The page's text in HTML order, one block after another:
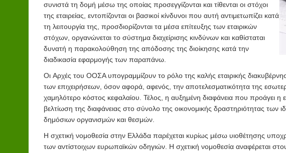
συνιστά τη δομή μέσω της οποίας προσεγγίζονται και τίθενται οι στόχοι
της εταιρείας, εντοπίζονται οι βασικοί κίνδυνοι που αυτή αντιμετωπίζει κατά
τη λειτουργία της, προσδιορίζονται τα μέσα επίτευξης των εταιρικών
στόχων, οργανώνεται το σύστημα διαχείρισης κινδύνων και καθίσταται
δυνατή η παρακολούθηση της απόδοσης της διοίκησης κατά την
διαδικασία εφαρμογής των παραπάνω.
Οι Αρχές του ΟΟΣΑ υπογραμμίζουν το ρόλο της καλής εταιρικής
των επιχειρήσεων, όσον αφορά, αφενός, την αποτελεσματικότητα της
χαμηλότερο κόστος κεφαλαίου. Τέλος, η αυξημένη διαφάνεια που προάγει η
βελτίωση της διαφάνειας στο σύνολο της οικονομικής δραστηριότητας των
δημόσιων οργανισμών και θεσμών.
Η σχετική νομοθεσία στην Ελλάδα παρέχεται κυρίως μέσω υιοθέτησης
των αντίστοιχων ευρωπαϊκών οδηγιών. Η σχετική νομοθεσία αναφέρεται